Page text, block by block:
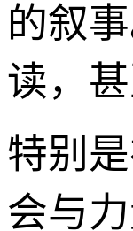
的叙
读，
特别
会与